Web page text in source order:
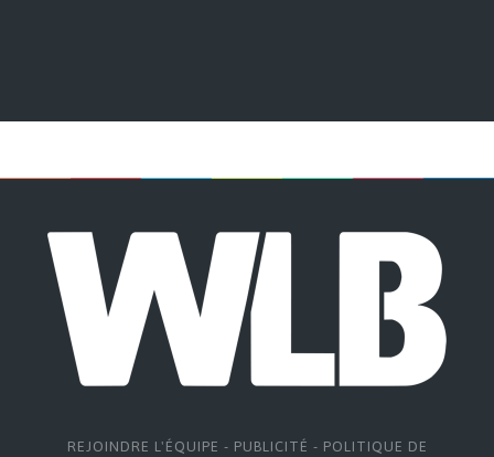
REJOINDRE L'ÉQUIPE - PUBLICITÉ - POLITIQUE DE